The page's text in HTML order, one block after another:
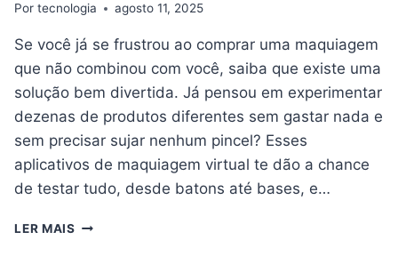
Por tecnologia agosto 11, 2025
Se você já se frustrou ao comprar uma maquiagem
que não combinou com você, saiba que existe uma
solução bem divertida. Já pensou em experimentar
dezenas de produtos diferentes sem gastar nada e
sem precisar sujar nenhum pincel? Esses
aplicativos de maquiagem virtual te dão a chance
de testar tudo, desde batons até bases, e…
LER MAIS APLICATIVO